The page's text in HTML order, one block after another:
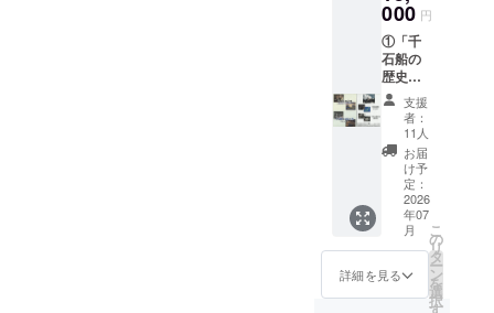
「白山
丸まつ
り」当
日は全
館無料
となり
ますの
で、別
日にご
利用く
ださ
い。
※支援者
様の交
通費や
滞在費
ズ 105
㎜×148
㎜
（デザ
インは
変わる
場合が
ありま
す。）
③まつ
り当日
「白山
丸帆あ
げ体
験」
（昼食
000 円
①「千
石船の
歴史と
白山丸
建造行
程」
DVD（
収録時
間:21
分）
②「白
山丸ま
つり」
特製オ
リジナ
ルTシャ
支援
者：
11人
お届
け予
定：
2026
年07
月
詳細を見る
こ
の
リ
タ
ー
ン
を
選
択